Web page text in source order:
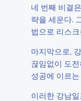
네 번째 비결
략을 세운다.
법으로 리스
마지막으로,
끊임없이 도
성공에 이르
이러한 강남